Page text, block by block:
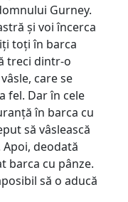
Gurney.
și voi încerca
toți în barca
treci dintr-o
care se
fel. Dar în cele
în barca cu
să vâslească
deodată
barca cu pânze.
să o aducă